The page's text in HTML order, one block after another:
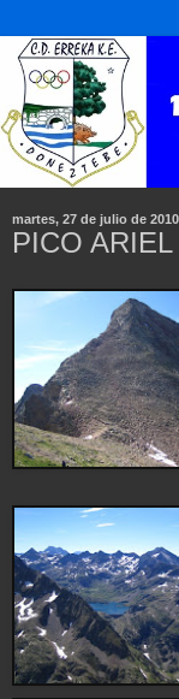
martes, 27 de julio de 2010
PICO